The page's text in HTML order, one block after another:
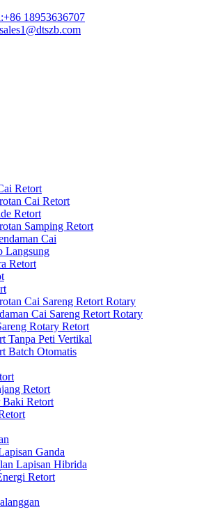
+86 18953636707
sales1@dtszb.com
Retort
Cai Retort
Retort
Samping Retort
Cai
Langsung
Retort
Cai Sareng Retort Rotary
Cai Sareng Retort Rotary
Rotary Retort
Tanpa Peti Vertikal
Batch Otomatis
Retort
Baki Retort
Ganda
Lapisan Hibrida
Retort